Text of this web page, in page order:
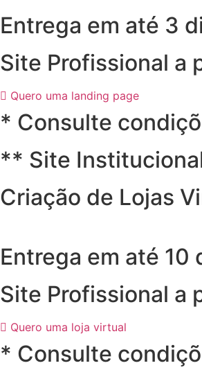
Entrega em até 3
Site Profissional a
Quero uma landing page
* Consulte
** Site
Criação de Lojas
Entrega em até 10
Site Profissional a
Quero uma loja virtual
* Consulte